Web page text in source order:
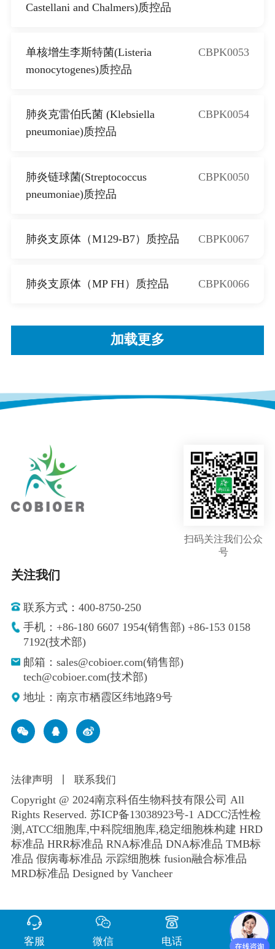
Castellani and Chalmers)质控品
单核增生李斯特菌(Listeria
monocytogenes)质控品
CBPK0053
肺炎克雷伯氏菌 (Klebsiella
pneumoniae)质控品
CBPK0054
肺炎链球菌(Streptococcus
pneumoniae)质控品
CBPK0050
肺炎支原体（M129-B7）质控品 CBPK0067
肺炎支原体（MP FH）质控品 CBPK0066
加载更多
扫码关注我们公众
号
关注我们
联系方式：400-8750-250
手机：+86-180 6607 1954(销售部) +86-153 0158
7192(技术部)
邮箱：sales@cobioer.com(销售部)
tech@cobioer.com(技术部)
地址：南京市栖霞区纬地路9号
法律声明 联系我们
Copyright @ 2024南京科佰生物科技有限公司 All
Rights Reserved. 苏ICP备13038923号-1 ADCC活性检
测,ATCC细胞库,中科院细胞库,稳定细胞株构建 HRD
标准品 HRR标准品 RNA标准品 DNA标准品 TMB标
准品 假病毒标准品 示踪细胞株 fusion融合标准品
MRD标准品 Designed by Vancheer
客服 微信 电话 留言